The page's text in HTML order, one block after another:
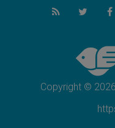
05.08.2026
Iglesia
Copyright ©